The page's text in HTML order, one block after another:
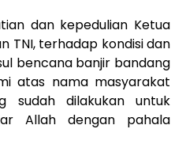
dan kepedulian Ketua
TNI, terhadap kondisi dan
bencana banjir bandang
atas nama masyarakat
sudah dilakukan untuk
Allah dengan pahala